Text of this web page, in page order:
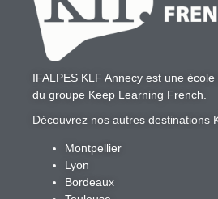
IFALPES KLF Annecy est une
du groupe Keep Learning French
Découvrez nos autres destinations
Montpellier
Lyon
Bordeaux